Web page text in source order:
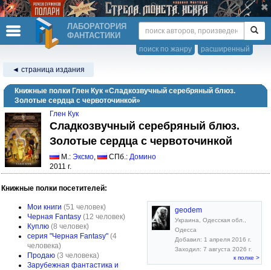
ЛАБОРАТОРИЯ
ФАНТАСТИКИ
расширенный
поиск по жанру
◄ страница издания
Книжные полки Глен Кук «Сладкозвучный серебряный блюз.
Золотые сердца с червоточинкой»
Глен Кук
Сладкозвучный серебряный блюз.
Золотые сердца с червоточинкой
М.: Эксмо, СПб.: Домино
2011 г.
Книжные полки посетителей:
Мои книги (51 человек)
Черная Fantasy (12 человек)
Куплю (8 человек)
серия "Черная Fantasy" (4
человека)
Продаю (3 человека)
Зарубежная фантастика и
geodem
Украина, Одесская обл.,
Одесса
Добавил: 1 апреля 2016 г.
Заходил: 7 августа 2026 г.
к полке >